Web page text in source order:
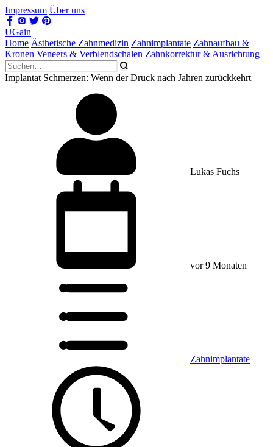
Impressum Über uns
UGain
Home Ästhetische Zahnmedizin Zahnimplantate Zahnaufbau &
Kronen Veneers & Verblendschalen Zahnkorrektur & Ausrichtung
Implantat Schmerzen: Wenn der Druck nach Jahren zurückkehrt
Lukas Fuchs
vor 9 Monaten
Zahnimplantate